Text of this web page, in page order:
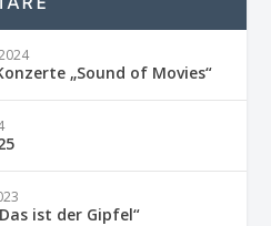
„Sound of Movies“
ist der Gipfel“